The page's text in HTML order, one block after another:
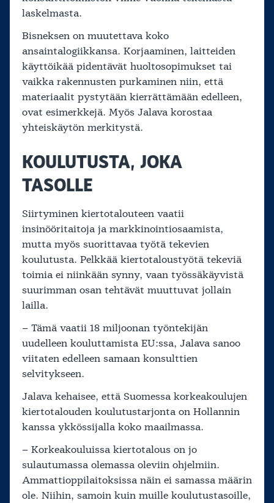
laskelmasta.
Bisneksen on muutettava koko
ansaintalogiikkansa. Korjaaminen, laitteiden
käyttöikää pidentävät huoltosopimukset tai
vaikka rakennusten purkaminen niin, että
materiaalit pystytään kierrättämään edelleen,
ovat esimerkkejä. Myös Jalava korostaa
yhteiskäytön merkitystä.
KOULUTUSTA, JOKA
TASOLLE
Siirtyminen kiertotalouteen vaatii
insinööritaitoja ja markkinointiosaamista,
mutta myös suorittavaa työtä tekevien
koulutusta. Pelkkää kiertotaloustyötä tekeviä
toimia ei niinkään synny, vaan työssäkäyvistä
suurimman osan tehtävät muuttuvat jollain
lailla.
– Tämä vaatii 18 miljoonan työntekijän
uudelleen kouluttamista EU:ssa, Jalava sanoo
viitaten edelleen samaan konsulttien
selvitykseen.
Jalava kehaisee, että Suomessa korkeakoulujen
kiertotalouden koulutustarjonta on Hollannin
kanssa ykkössijalla koko maailmassa.
– Korkeakouluissa kiertotalous on jo
sulautumassa olemassa oleviin ohjelmiin.
Ammattioppilaitoksissa näin ei samassa määrin
ole. Niihin, samoin kuin muille koulutustasoille,